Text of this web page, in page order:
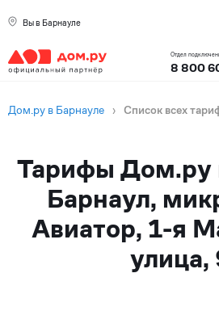
Вы в Барнауле
Отдел
8 800
Дом.ру в Барнауле › Список всех
Тарифы Дом.ру
Барнаул,
Авиатор, 1-я
улица,